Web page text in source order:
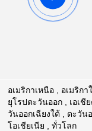
อเมริกาเหนือ , อเมริกา
ยุโรปตะวันออก , เอเชี
วันออกเฉียงใต้ , ตะวัน
โอเชียเนีย , ทั่วโลก